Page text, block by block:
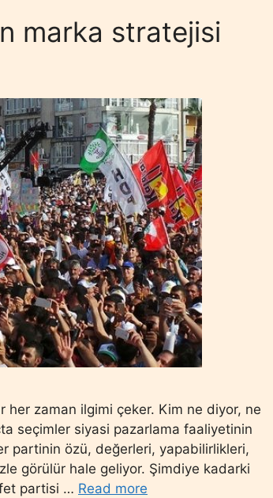
marka stratejisi
zaman ilgimi çeker. Kim ne diyor, ne
seçimler siyasi pazarlama faaliyetinin
partinin özü, değerleri, yapabilirlikleri,
görülür hale geliyor. Şimdiye kadarki
partisi … Read more